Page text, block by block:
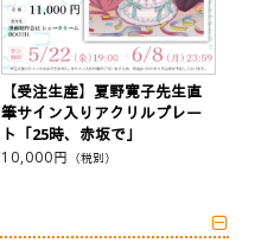
【受注生産】夏野寛子先生直
筆サイン入りアクリルプレー
ト「25時、赤坂で」
10,000円 （税別）